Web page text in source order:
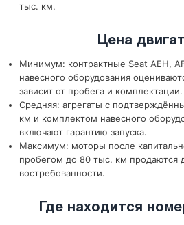
тыс. км.
Цена
Минимум: контрактные Seat AEH,
навесного оборудования
зависит от пробега и комплектации.
Средняя: агрегаты с
км и комплектом навесного
включают гарантию запуска.
Максимум: моторы после
пробегом до 80 тыс. км продаются
востребованности.
Где находится